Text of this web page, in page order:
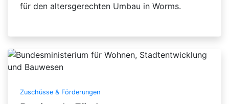
für den altersgerechten Umbau in Worms.
Zuschüsse & Förderungen